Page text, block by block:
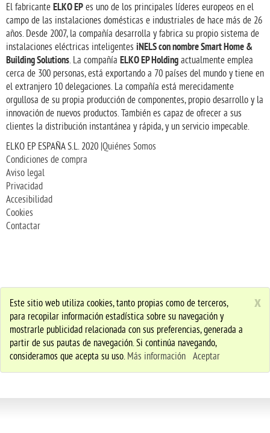
El fabricante ELKO EP es uno de los principales líderes europeos en el
campo de las instalaciones domésticas e industriales de hace más de 26
años. Desde 2007, la compañía desarrolla y fabrica su propio sistema de
instalaciones eléctricas inteligentes iNELS con nombre Smart Home &
Building Solutions . La compañía ELKO EP Holding actualmente emplea
cerca de 300 personas, está exportando a 70 países del mundo y tiene en
el extranjero 10 delegaciones. La compañía está merecidamente
orgullosa de su propia producción de componentes, propio desarrollo y la
innovación de nuevos productos. También es capaz de ofrecer a sus
clientes la distribución instantánea y rápida, y un servicio impecable.
ELKO EP ESPAÑA S.L. 2020 | Quiénes Somos
Condiciones de compra
Aviso legal
Privacidad
Accesibilidad
Cookies
Contactar
x
Este sitio web utiliza cookies, tanto propias como de terceros,
para recopilar información estadística sobre su navegación y
mostrarle publicidad relacionada con sus preferencias, generada a
partir de sus pautas de navegación. Si continúa navegando,
consideramos que acepta su uso. Más información Aceptar